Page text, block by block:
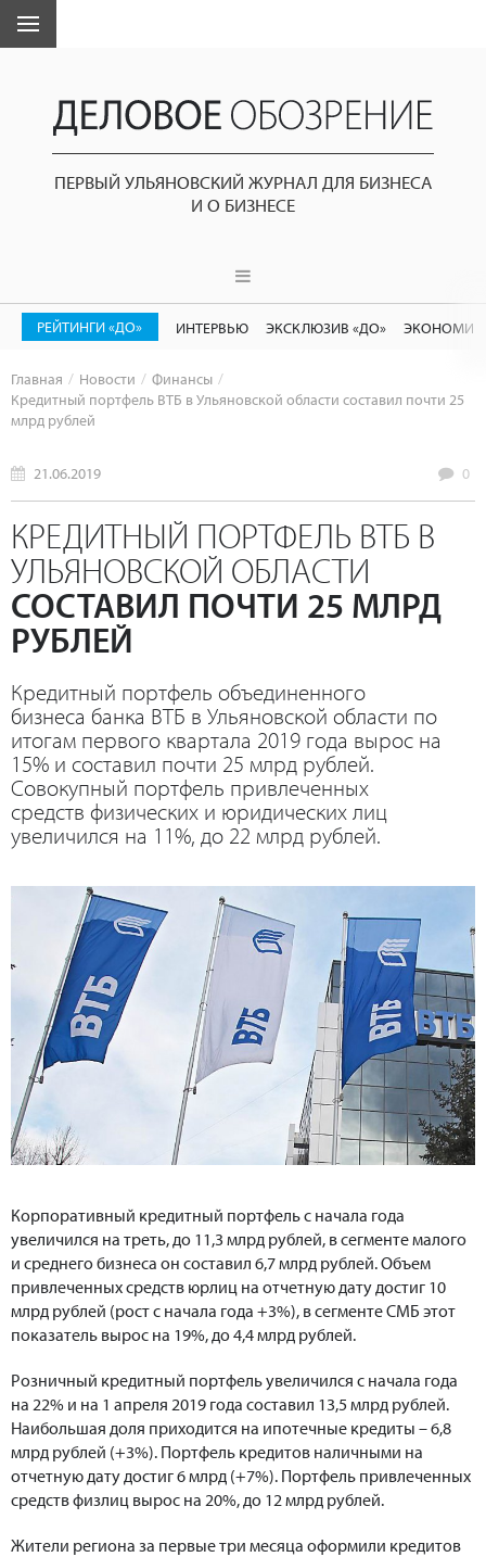
ПЕРВЫЙ УЛЬЯНОВСКИЙ ЖУРНАЛ ДЛЯ БИЗНЕСА
И О БИЗНЕСЕ
РЕЙТИНГИ «ДО» ИНТЕРВЬЮ ЭКСКЛЮЗИВ «ДО»
Главная Новости
Финансы
Кредитный портфель ВТБ в Ульяновской области составил почти 25
млрд рублей
21.06.2019 0
КРЕДИТНЫЙ ПОРТФЕЛЬ ВТБ В
УЛЬЯНОВСКОЙ ОБЛАСТИ
СОСТАВИЛ ПОЧТИ 25 МЛРД
РУБЛЕЙ
Кредитный портфель объединенного
бизнеса банка ВТБ в Ульяновской области по
итогам первого квартала 2019 года вырос на
15% и составил почти 25 млрд рублей.
Совокупный портфель привлеченных
средств физических и юридических лиц
увеличился на 11%, до 22 млрд рублей.
Корпоративный кредитный портфель с начала года
увеличился на треть, до 11,3 млрд рублей, в сегменте малого
и среднего бизнеса он составил 6,7 млрд рублей. Объем
привлеченных средств юрлиц на отчетную дату достиг 10
млрд рублей (рост с начала года +3%), в сегменте СМБ этот
показатель вырос на 19%, до 4,4 млрд рублей.
Розничный кредитный портфель увеличился с начала года
на 22% и на 1 апреля 2019 года составил 13,5 млрд рублей.
Наибольшая доля приходится на ипотечные кредиты – 6,8
млрд рублей (+3%). Портфель кредитов наличными на
отчетную дату достиг 6 млрд (+7%). Портфель привлеченных
средств физлиц вырос на 20%, до 12 млрд рублей.
Жители региона за первые три месяца оформили кредитов